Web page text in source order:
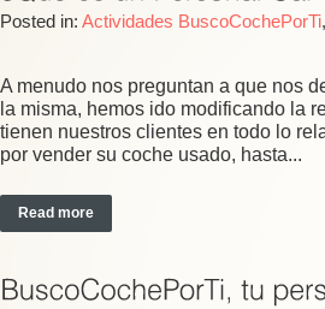
Posted in: Actividades BuscoCochePorTi,
A menudo nos preguntan a que nos
la misma, hemos ido modificando la
tienen nuestros clientes en todo lo
por vender su coche usado, hasta...
Read more